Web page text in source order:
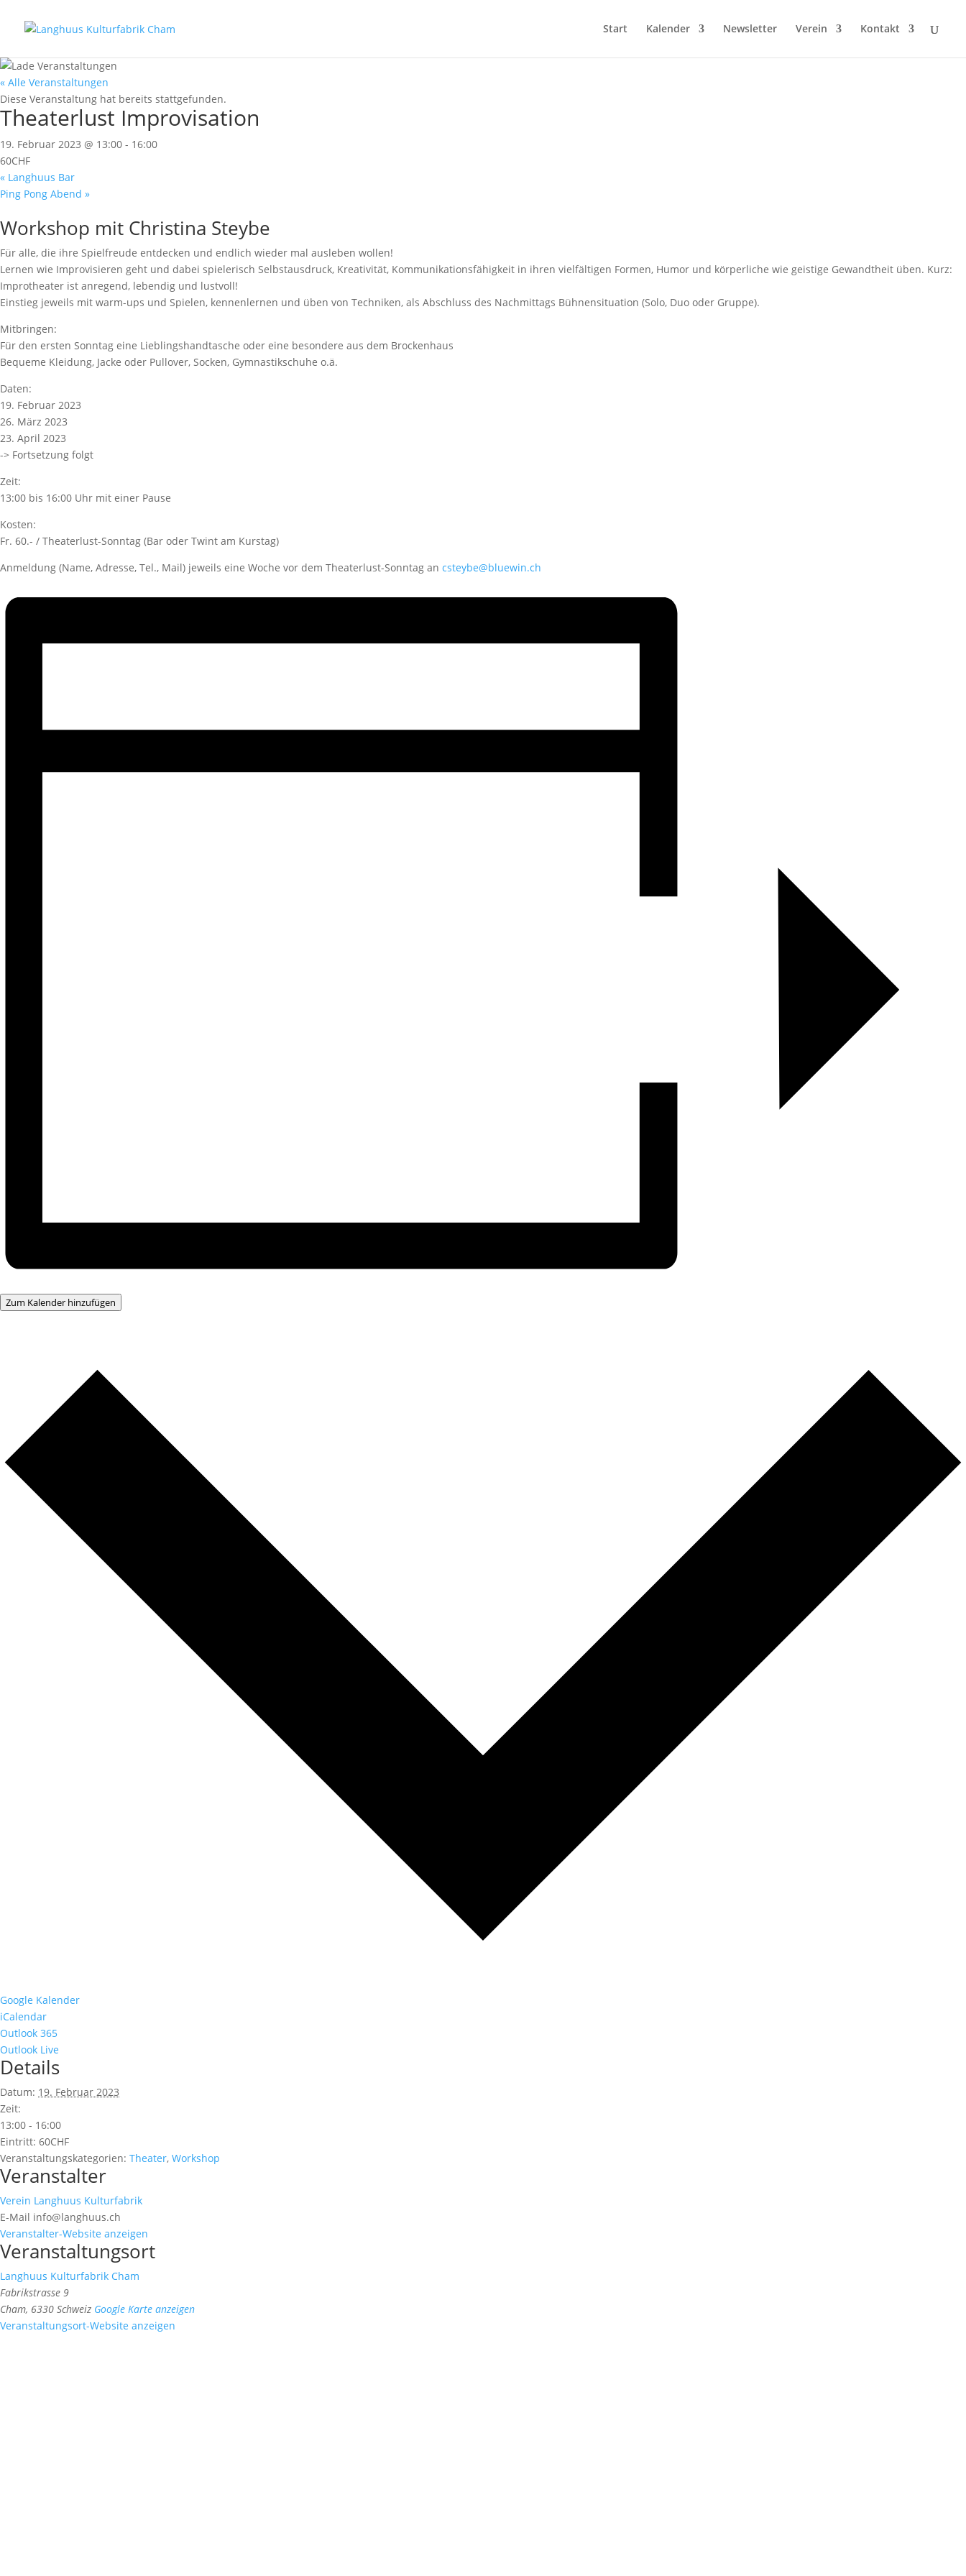
Start Kalender Newsletter Verein Kontakt
« Alle Veranstaltungen
Diese Veranstaltung hat bereits stattgefunden.
Theaterlust Improvisation
19. Februar 2023 @ 13:00 - 16:00
60CHF
« Langhuus Bar
Ping Pong Abend »
Workshop mit Christina Steybe
Für alle, die ihre Spielfreude entdecken und endlich wieder mal ausleben wollen!
Lernen wie Improvisieren geht und dabei spielerisch Selbstausdruck, Kreativität, Kommunikationsfähigkeit in ihren vielfältigen Formen, Humor und körperliche wie geistige Gewandtheit üben. Kurz:
Improtheater ist anregend, lebendig und lustvoll!
Einstieg jeweils mit warm-ups und Spielen, kennenlernen und üben von Techniken, als Abschluss des Nachmittags Bühnensituation (Solo, Duo oder Gruppe).
Mitbringen:
Für den ersten Sonntag eine Lieblingshandtasche oder eine besondere aus dem Brockenhaus
Bequeme Kleidung, Jacke oder Pullover, Socken, Gymnastikschuhe o.ä.
Daten:
19. Februar 2023
26. März 2023
23. April 2023
-> Fortsetzung folgt
Zeit:
13:00 bis 16:00 Uhr mit einer Pause
Kosten:
Fr. 60.- / Theaterlust-Sonntag (Bar oder Twint am Kurstag)
Anmeldung (Name, Adresse, Tel., Mail) jeweils eine Woche vor dem Theaterlust-Sonntag an csteybe@bluewin.ch
Zum Kalender hinzufügen
Google Kalender
iCalendar
Outlook 365
Outlook Live
Details
Datum: 19. Februar 2023
Zeit:
13:00 - 16:00
Eintritt: 60CHF
Veranstaltungskategorien: Theater, Workshop
Veranstalter
Verein Langhuus Kulturfabrik
E-Mail info@langhuus.ch
Veranstalter-Website anzeigen
Veranstaltungsort
Langhuus Kulturfabrik Cham
Fabrikstrasse 9
Cham, 6330 Schweiz Google Karte anzeigen
Veranstaltungsort-Website anzeigen